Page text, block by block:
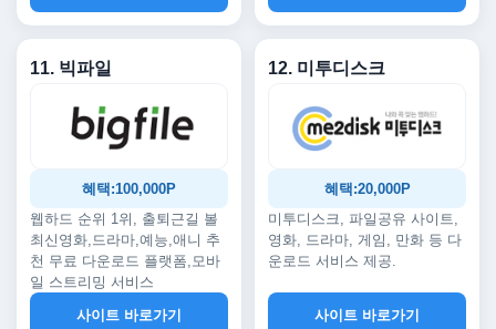
11. 빅파일
혜택:100,000P
웹하드 순위 1위, 출퇴근길 볼
최신영화,드라마,예능,애니 추
천 무료 다운로드 플랫폼,모바
일 스트리밍 서비스
사이트 바로가기
12. 미투디스크
혜택:20,000P
미투디스크, 파일공유 사이트,
영화, 드라마, 게임, 만화 등 다
운로드 서비스 제공.
사이트 바로가기